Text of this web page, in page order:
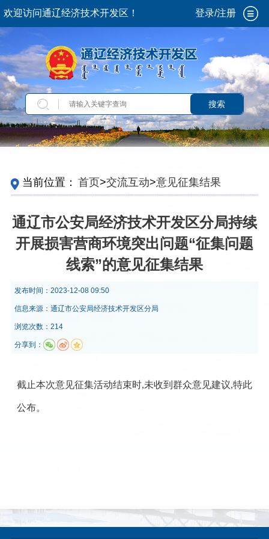
欢迎访问通辽经济技术开发区！ 登录/注册
搜索
当前位置： 首页>交流互动>意见征集结果
通辽市公安局经济技术开发区分局持续
开展损害营商环境突出问题“征集问题
线索”的意见征集结果
发布时间： 2023-12-08 09:50
信息来源： 通辽市公安局经济技术开发区分局
浏览次数：214
分享到：
截止本次意见征集活动结束时,未收到群众意见建议,特此
公布。